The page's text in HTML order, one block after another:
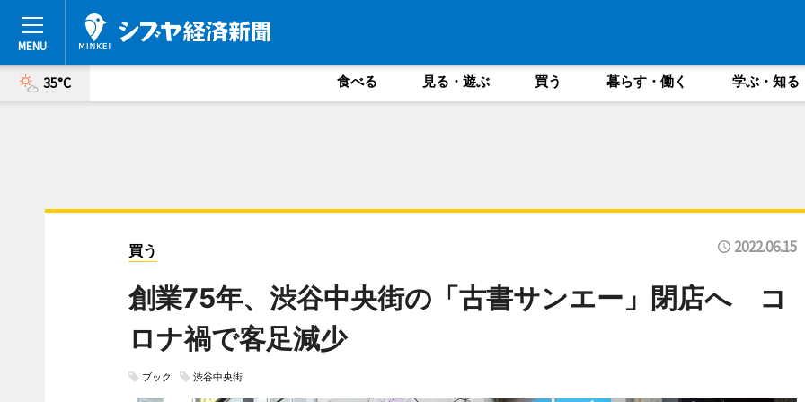
35°C 食べる 見る・遊ぶ 買う 暮らす・働く 学ぶ・知る
買う 2022.06.15
創業75年、渋谷中央街の「古書サンエー」閉店へ コ
ロナ禍で客足減少
ブック 渋谷中央街